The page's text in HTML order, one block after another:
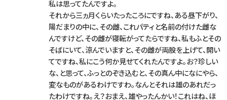
私は思ってたんですよ。
それから三ヵ月くらいたったころにですね、ある昼下がり、
陽だまりの中に、その雌、これパティと名前の付けた雌な
んですけど、その雌が寝転がってたらですね、私もふとその
そばにいて、涼んでいますと、その雌が両股を上げて、開い
てですね、私にこう何か見せてくれたんですよ。お？珍しい
な、と思って、ふっとのぞき込むと、その真ん中になにやら、
変なものがあるわけですわ。なんとそれは雄のあれだっ
たわけですね。え？おまえ、雄やったんかい！これはね、ほ